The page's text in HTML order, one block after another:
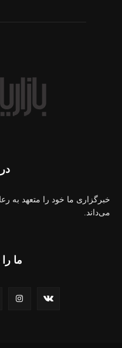
خبرگزاری ما خود را متعهد به
می‌داند.
ما را